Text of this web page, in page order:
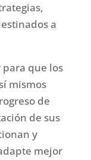
a
que los
mismos
de
de sus
y
mejor